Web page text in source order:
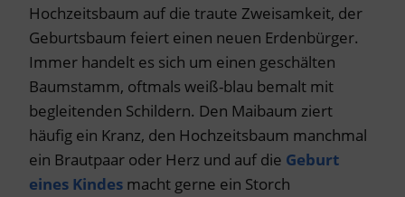
Hochzeitsbaum auf die traute Zweisamkeit, der
Geburtsbaum feiert einen neuen Erdenbürger.
Immer handelt es sich um einen geschälten
Baumstamm, oftmals weiß-blau bemalt mit
begleitenden Schildern. Den Maibaum ziert
häufig ein Kranz, den Hochzeitsbaum manchmal
ein Brautpaar oder Herz und auf die Geburt
eines Kindes macht gerne ein Storch